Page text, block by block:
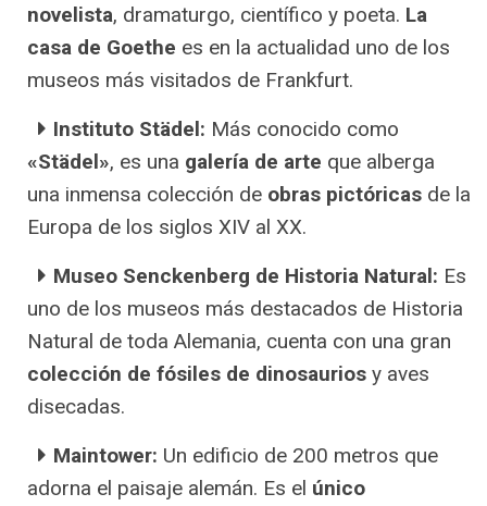
novelista, dramaturgo, científico y poeta. La
casa de Goethe es en la actualidad uno de los
museos más visitados de Frankfurt.
Instituto Städel: Más conocido como
«Städel», es una galería de arte que alberga
una inmensa colección de obras pictóricas de la
Europa de los siglos XIV al XX.
Museo Senckenberg de Historia Natural: Es
uno de los museos más destacados de Historia
Natural de toda Alemania, cuenta con una gran
colección de fósiles de dinosaurios y aves
disecadas.
Maintower: Un edificio de 200 metros que
adorna el paisaje alemán. Es el único